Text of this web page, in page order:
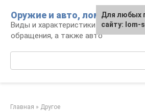
контенту
Оружие и авто, лом для
Виды и характеристики оружия,
обращения, а также авто
Главная » Другое
Для любых
сайту: lom-